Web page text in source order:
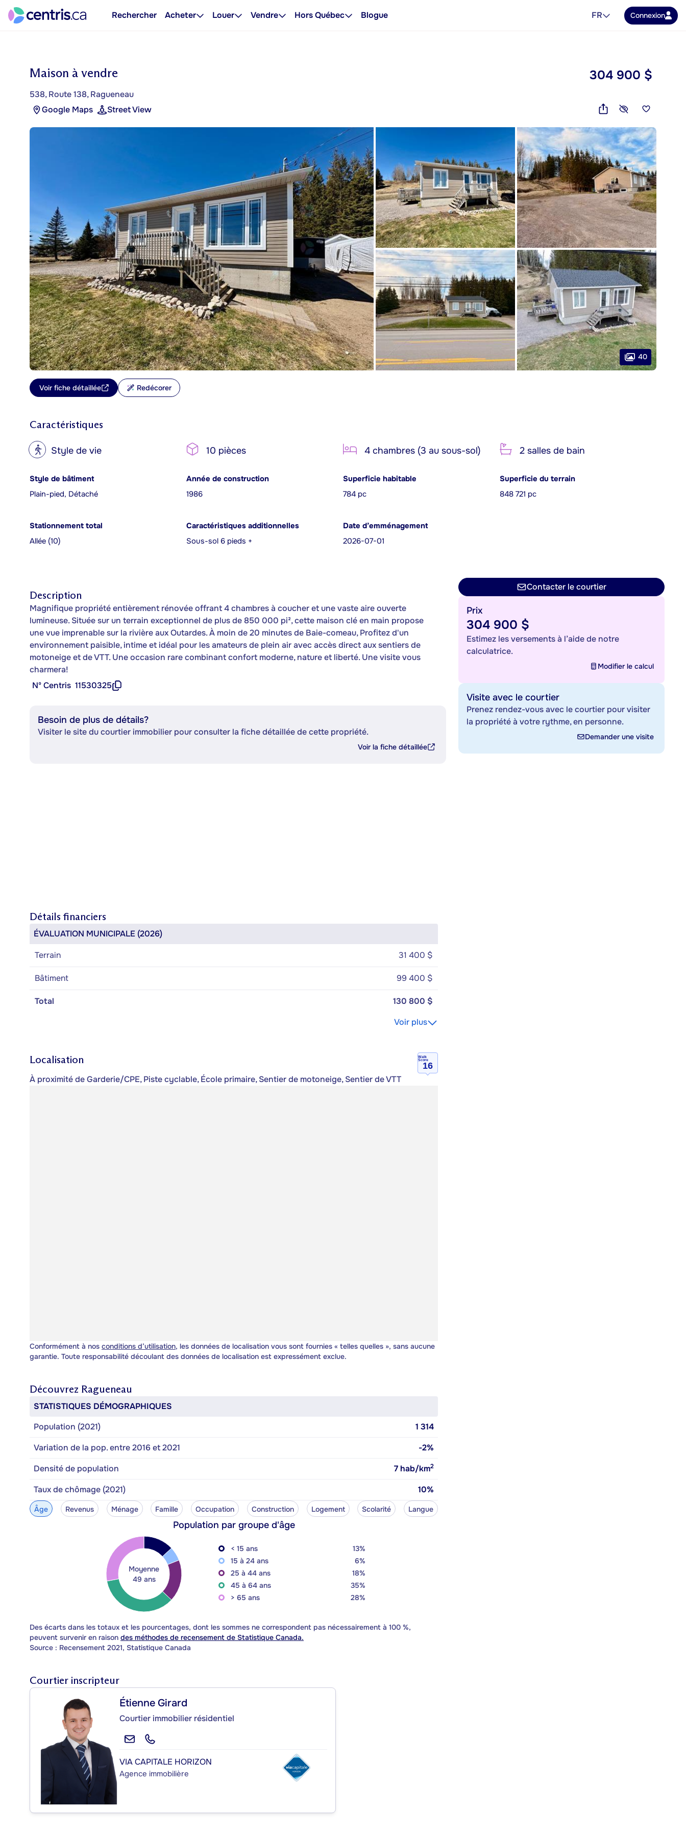
Rechercher Acheter Louer Vendre Hors Québec Blogue FR Connexion
Maison à vendre
538, Route 138, Ragueneau
Google Maps
Street View
304 900 $
40
Voir fiche détaillée Redécorer
Caractéristiques
? Style de vie 10 pièces 4 chambres (3 au sous-sol) 2 salles de bain
Style de bâtiment
Plain-pied, Détaché
Année de construction
1986
Superficie habitable
784 pc
Superficie du terrain
848 721 pc
Stationnement total
Allée (10)
Caractéristiques additionnelles
Sous-sol 6 pieds +
Date d’emménagement
2026-07-01
Description
Magnifique propriété entièrement rénovée offrant 4 chambres à coucher et une vaste aire ouverte
lumineuse. Située sur un terrain exceptionnel de plus de 850 000 pi², cette maison clé en main propose
une vue imprenable sur la rivière aux Outardes. À moin de 20 minutes de Baie-comeau, Profitez d'un
environnement paisible, intime et idéal pour les amateurs de plein air avec accès direct aux sentiers de
motoneige et de VTT. Une occasion rare combinant confort moderne, nature et liberté. Une visite vous
charmera!
Nº Centris 11530325
Besoin de plus de détails?
Visiter le site du courtier immobilier pour consulter la fiche détaillée de cette propriété.
Voir la fiche détaillée
Détails financiers
ÉVALUATION MUNICIPALE (2026)
Terrain
31 400 $
Bâtiment 99 400 $
Total
130 800 $
Voir plus
Localisation
Walk
Score
16
À proximité de Garderie/CPE, Piste cyclable, École primaire, Sentier de motoneige, Sentier de VTT
Conformément à nos conditions d’utilisation, les données de localisation vous sont fournies « telles quelles », sans aucune
garantie. Toute responsabilité découlant des données de localisation est expressément exclue.
Découvrez Ragueneau
STATISTIQUES DÉMOGRAPHIQUES
Population (2021)
1 314
Variation de la pop. entre 2016 et 2021
-2%
Densité de population
7 hab/km2
Taux de chômage (2021) 10%
Âge Revenus Ménage Famille Occupation Construction Logement Scolarité Langue
Population par groupe d'âge
Moyenne
49 ans
< 15 ans
13%
15 à 24 ans
6%
25 à 44 ans
18%
45 à 64 ans
35%
> 65 ans
28%
Des écarts dans les totaux et les pourcentages, dont les sommes ne correspondent pas nécessairement à 100 %,
peuvent survenir en raison des méthodes de recensement de Statistique Canada.
Source : Recensement 2021, Statistique Canada
Courtier inscripteur
Étienne Girard
Courtier immobilier résidentiel
VIA CAPITALE HORIZON
Agence immobilière
Contacter le courtier
Prix
304 900 $
Estimez les versements à l’aide de notre
calculatrice.
Modifier le calcul
Visite avec le courtier
Prenez rendez-vous avec le courtier pour visiter
la propriété à votre rythme, en personne.
Demander une visite